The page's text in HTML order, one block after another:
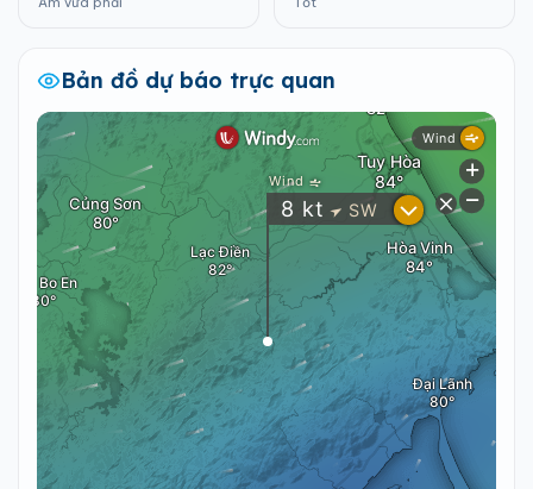
Bản đồ dự báo trực quan